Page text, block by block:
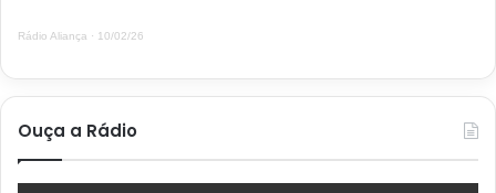
Rádio Aliança · 10/02/26
Ouça a Rádio